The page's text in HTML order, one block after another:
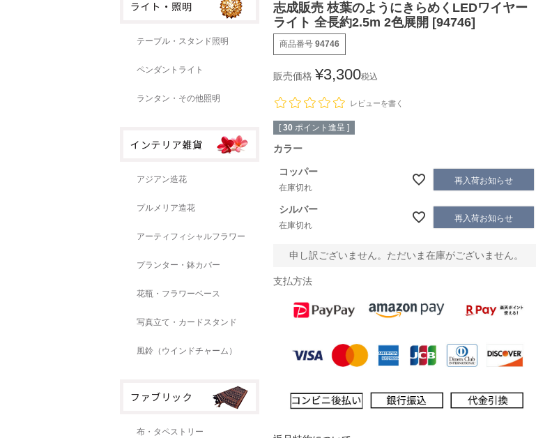
テーブル・スタンド照明
ペンダントライト
ランタン・その他照明
アジアン造花
プルメリア造花
アーティフィシャルフラワー
プランター・鉢カバー
花瓶・フラワーベース
写真立て・カードスタンド
風鈴（ウインドチャーム）
布・タペストリー
志成販売 枝葉のようにきらめくLEDワイヤー
ライト 全長約2.5m 2色展開 [94746]
商品番号 94746
販売価格 ¥3,300税込
レビューを書く
[ 30 ポイント進呈 ]
カラー
コッパー
在庫切れ
再入荷お知らせ
シルバー
在庫切れ
再入荷お知らせ
申し訳ございません。ただいま在庫がございません。
支払方法